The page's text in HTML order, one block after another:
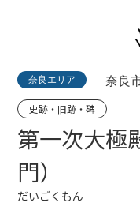
奈良エリア 奈良
史跡・旧跡・碑
第一次大極
門）
だいごくもん